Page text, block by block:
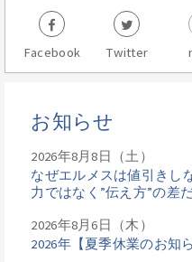
Facebook Twitter
お知らせ
なぜエルメスは値引きし
力ではなく”伝え方”の差
2026年8月8日（土）
2026年【夏季休業のお知ら
2026年8月6日（木）